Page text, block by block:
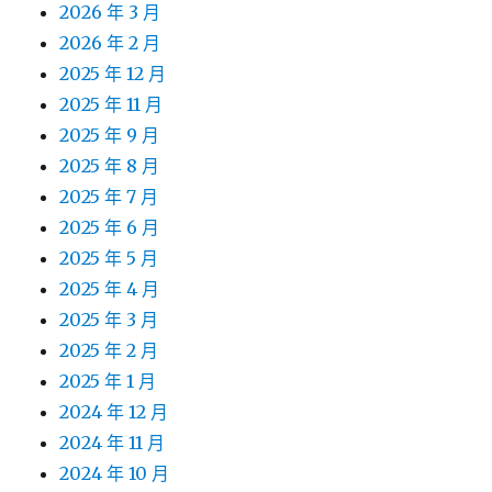
2026 年 3 月
2026 年 2 月
2025 年 12 月
2025 年 11 月
2025 年 9 月
2025 年 8 月
2025 年 7 月
2025 年 6 月
2025 年 5 月
2025 年 4 月
2025 年 3 月
2025 年 2 月
2025 年 1 月
2024 年 12 月
2024 年 11 月
2024 年 10 月